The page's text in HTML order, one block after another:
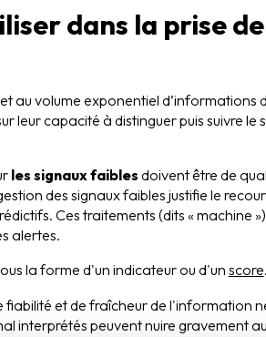
dans la prise
au volume exponentiel d’informations
leur capacité à distinguer puis suivre le
les signaux faibles doivent être de
des signaux faibles justifie le
Ces traitements (dits « machine
alertes.
la forme d'un indicateur ou d'unscore.
fiabilité et de fraîcheur de l'information
interprétés peuvent nuire gravement